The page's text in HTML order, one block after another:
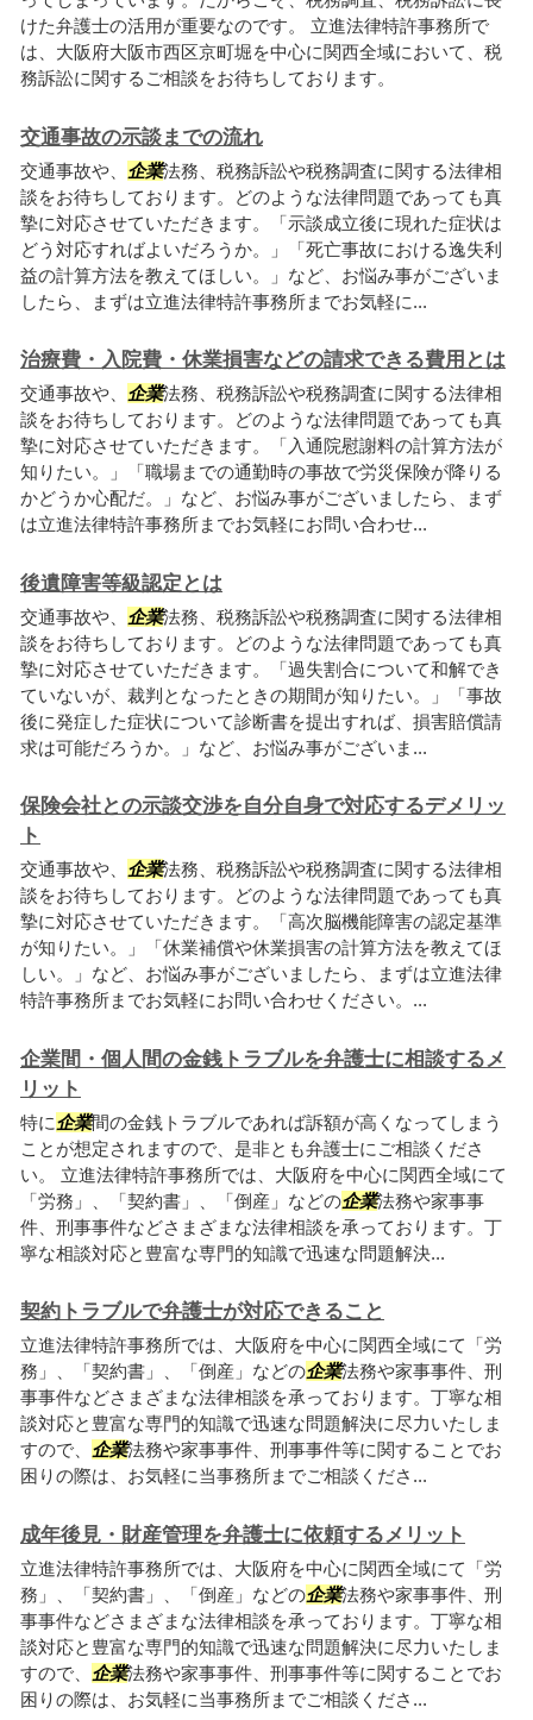
けた弁護士の活用が重要なのです。 立進法律特許事務所で
は、大阪府大阪市西区京町堀を中心に関西全域において、税
務訴訟に関するご相談をお待ちしております。
交通事故の示談までの流れ
交通事故や、 企業法務、税務訴訟や税務調査に関する法律相
談をお待ちしております。どのような法律問題であっても真
摯に対応させていただきます。「示談成立後に現れた症状は
どう対応すればよいだろうか。」「死亡事故における逸失利
益の計算方法を教えてほしい。」など、お悩み事がございま
したら、まずは立進法律特許事務所までお気軽に...
治療費・入院費・休業損害などの請求できる費用とは
交通事故や、 企業法務、税務訴訟や税務調査に関する法律相
談をお待ちしております。どのような法律問題であっても真
摯に対応させていただきます。「入通院慰謝料の計算方法が
知りたい。」「職場までの通勤時の事故で労災保険が降りる
かどうか心配だ。」など、お悩み事がございましたら、まず
は立進法律特許事務所までお気軽にお問い合わせ...
後遺障害等級認定とは
交通事故や、 企業法務、税務訴訟や税務調査に関する法律相
談をお待ちしております。どのような法律問題であっても真
摯に対応させていただきます。「過失割合について和解でき
ていないが、裁判となったときの期間が知りたい。」「事故
後に発症した症状について診断書を提出すれば、損害賠償請
求は可能だろうか。」など、お悩み事がございま...
保険会社との示談交渉を自分自身で対応するデメリッ
ト
交通事故や、 企業法務、税務訴訟や税務調査に関する法律相
談をお待ちしております。どのような法律問題であっても真
摯に対応させていただきます。「高次脳機能障害の認定基準
が知りたい。」「休業補償や休業損害の計算方法を教えてほ
しい。」など、お悩み事がございましたら、まずは立進法律
特許事務所までお気軽にお問い合わせください。...
企業間・個人間の金銭トラブルを弁護士に相談するメ
リット
特に企業間の金銭トラブルであれば訴額が高くなってしまう
ことが想定されますので、是非とも弁護士にご相談くださ
い。 立進法律特許事務所では、大阪府を中心に関西全域にて
「労務」、「契約書」、「倒産」などの企業法務や家事事
件、刑事事件などさまざまな法律相談を承っております。丁
寧な相談対応と豊富な専門的知識で迅速な問題解決...
契約トラブルで弁護士が対応できること
立進法律特許事務所では、大阪府を中心に関西全域にて「労
務」、「契約書」、「倒産」などの企業法務や家事事件、刑
事事件などさまざまな法律相談を承っております。丁寧な相
談対応と豊富な専門的知識で迅速な問題解決に尽力いたしま
すので、 企業法務や家事事件、刑事事件等に関することでお
困りの際は、お気軽に当事務所までご相談くださ...
成年後見・財産管理を弁護士に依頼するメリット
立進法律特許事務所では、大阪府を中心に関西全域にて「労
務」、「契約書」、「倒産」などの企業法務や家事事件、刑
事事件などさまざまな法律相談を承っております。丁寧な相
談対応と豊富な専門的知識で迅速な問題解決に尽力いたしま
すので、 企業法務や家事事件、刑事事件等に関することでお
困りの際は、お気軽に当事務所までご相談くださ...